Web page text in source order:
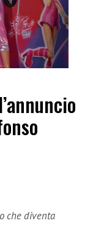
che diventa